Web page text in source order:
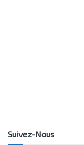
Suivez-Nous